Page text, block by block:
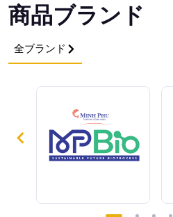
商品ブランド
全ブランド